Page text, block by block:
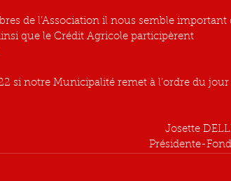
de l’Association il nous semble important
que le Crédit Agricole participèrent
si notre Municipalité remet à l’ordre du jour
Josette
Présidente-